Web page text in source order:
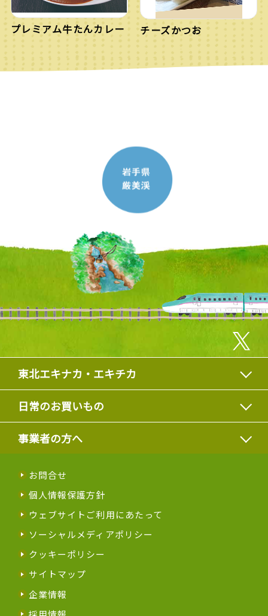
プレミアム牛たんカレー チーズかつお
東北エキナカ・エキチカ
日常のお買いもの
事業者の方へ
お問合せ
個人情報保護方針
ウェブサイトご利用にあたって
ソーシャルメディアポリシー
クッキーポリシー
サイトマップ
企業情報